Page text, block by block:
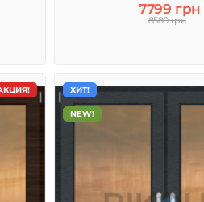
7799 грн
8580 грн
ХИТ!
NEW!